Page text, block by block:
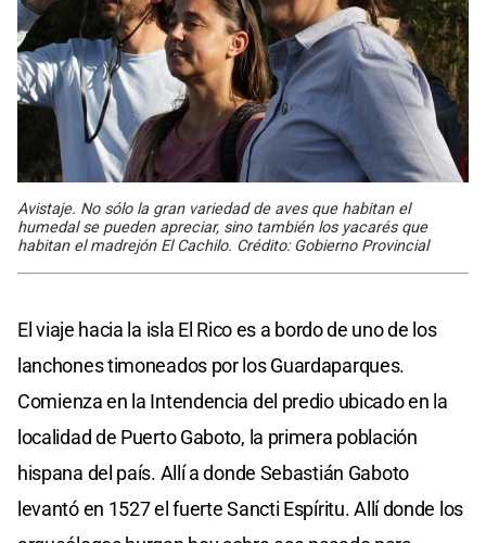
Avistaje. No sólo la gran variedad de aves que habitan el
humedal se pueden apreciar, sino también los yacarés que
habitan el madrejón El Cachilo. Crédito: Gobierno Provincial
El viaje hacia la isla El Rico es a bordo de uno de los
lanchones timoneados por los Guardaparques.
Comienza en la Intendencia del predio ubicado en la
localidad de Puerto Gaboto, la primera población
hispana del país. Allí a donde Sebastián Gaboto
levantó en 1527 el fuerte Sancti Espíritu. Allí donde los